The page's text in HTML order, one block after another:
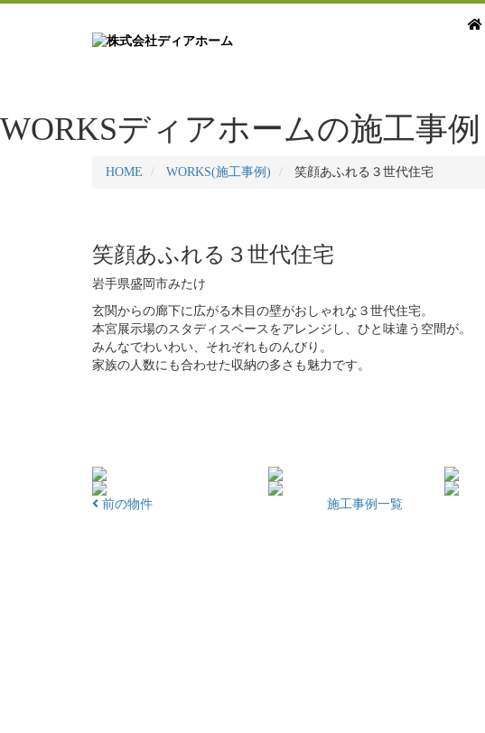
WORKSディアホームの施工事例
HOME WORKS(施工事例) 笑顔あふれる３世代住宅
笑顔あふれる３世代住宅
岩手県盛岡市みたけ
玄関からの廊下に広がる木目の壁がおしゃれな３世代住宅。
本宮展示場のスタディスペースをアレンジし、ひと味違う空間が。
みんなでわいわい、それぞれものんびり。
家族の人数にも合わせた収納の多さも魅力です。
前の物件 施工事例一覧